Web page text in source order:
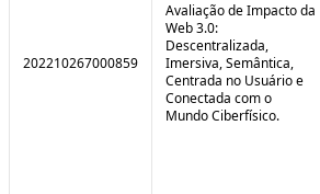
202210267000859
Avaliação de Impacto da
Web 3.0:
Descentralizada,
Imersiva, Semântica,
Centrada no Usuário e
Conectada com o
Mundo Ciberfísico.